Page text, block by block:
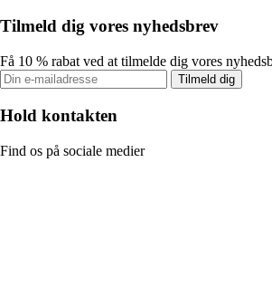
Tilmeld dig vores nyhedsbrev
Få 10 % rabat ved at tilmelde dig vores
Tilmeld dig
Hold kontakten
Find os på sociale medier